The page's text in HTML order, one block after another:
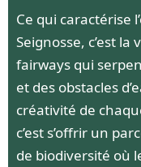
Ce qui caractérise
Seignosse, c’est
fairways qui
et des obstacles
créativité de
c’est s’offrir un
de biodiversité où